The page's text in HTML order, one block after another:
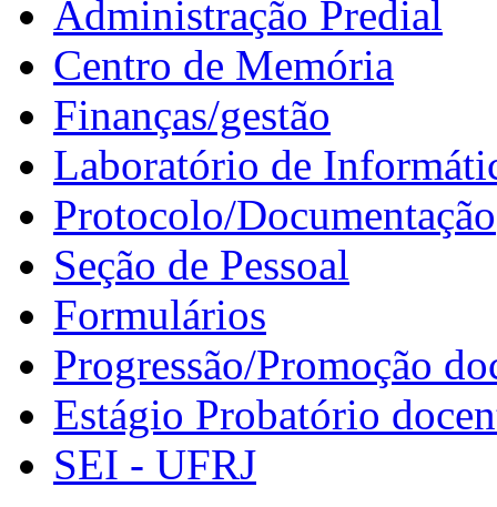
Administração Predial
Centro de Memória
Finanças/gestão
Laboratório de
Protocolo/Documentação
Seção de Pessoal
Formulários
Progressão/Promoção
Estágio Probatório
SEI - UFRJ